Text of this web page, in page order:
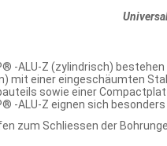
-ALU-Z (zylindrisch)
mit einer eingeschäumten
sowie einer
-ALU-Z eignen sich
zum Schliessen der